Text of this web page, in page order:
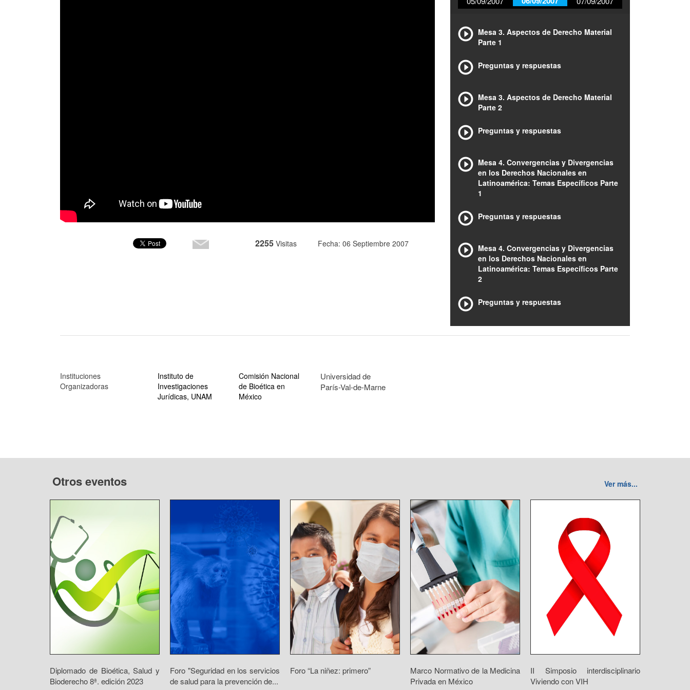
2255 Visitas Fecha: 06 Septiembre 2007
Mesa 3. Aspectos de Derecho Material
Parte 1
Preguntas y respuestas
Mesa 3. Aspectos de Derecho Material
Parte 2
Preguntas y respuestas
Mesa 4. Convergencias y Divergencias
en los Derechos Nacionales en
Latinoamérica: Temas Específicos Parte
1
Preguntas y respuestas
Mesa 4. Convergencias y Divergencias
en los Derechos Nacionales en
Latinoamérica: Temas Específicos Parte
2
Preguntas y respuestas
Instituciones
Organizadoras
Instituto de
Investigaciones
Jurídicas, UNAM
Comisión Nacional
de Bioética en
México
Universidad de
París-Val-de-Marne
Otros eventos Ver más...
Diplomado de Bioética, Salud y
Bioderecho 8ª. edición 2023
Foro "Seguridad en los servicios
de salud para la prevención de...
Foro “La niñez: primero”
Marco Normativo de la Medicina
Privada en México
II Simposio interdisciplinario
Viviendo con VIH